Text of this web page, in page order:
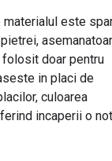
materialul este
doar pentru
in placi de
culoarea
incaperii o